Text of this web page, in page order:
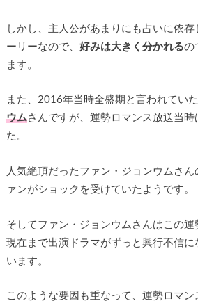
しかし、主人公があまりにも占いに依存
ーリーなので、 好みは大きく分かれるの
ます。
また、2016年当時全盛期と言われてい
ウムさんですが、運勢ロマンス放送当時
た。
人気絶頂だったファン・ジョンウムさ
ァンがショックを受けていたようです。
そしてファン・ジョンウムさんはこの運
現在まで出演ドラマがずっと興行不信に
います。
このような要因も重なって、運勢ロマ